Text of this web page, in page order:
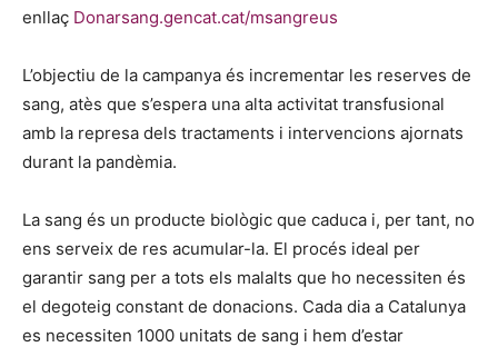
enllaç Donarsang.gencat.cat/msangreus
L’objectiu de la campanya és incrementar les reserves de
sang, atès que s’espera una alta activitat transfusional
amb la represa dels tractaments i intervencions ajornats
durant la pandèmia.
La sang és un producte biològic que caduca i, per tant, no
ens serveix de res acumular-la. El procés ideal per
garantir sang per a tots els malalts que ho necessiten és
el degoteig constant de donacions. Cada dia a Catalunya
es necessiten 1000 unitats de sang i hem d’estar